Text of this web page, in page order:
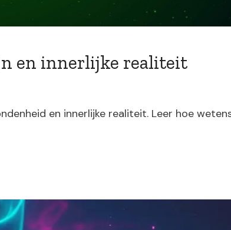
en innerlijke realiteit
en innerlijke realiteit. Leer hoe